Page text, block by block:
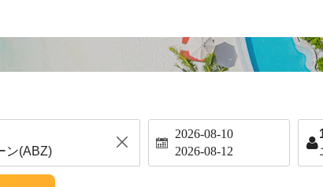
2026-08-10
2026-08-12